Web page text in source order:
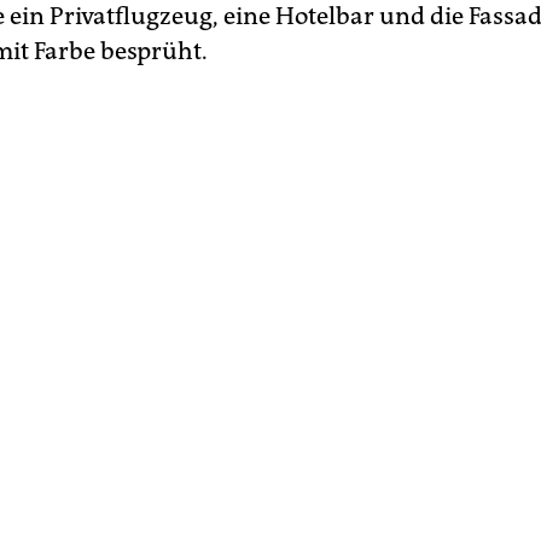
ein Privatflugzeug, eine Hotelbar und die
Farbe besprüht.